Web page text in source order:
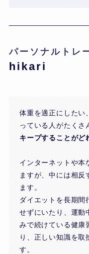
パーソナルトレ
hikari
体重を適正にしたい
っている人がたくさ
キープすることがど
インターネットや本
ますが、中には相反
ます。
ダイエットを長期間
せずにいたり、運動
みで続けている健康
り、正しい知識を
す。